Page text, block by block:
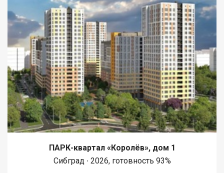
ПАРК-квартал «Королёв», дом 1
Сибград ∙ 2026, готовность 93%